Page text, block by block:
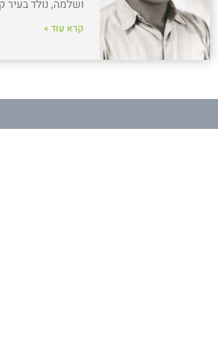
ושלמה, נולד בעיר
קרא עוד »